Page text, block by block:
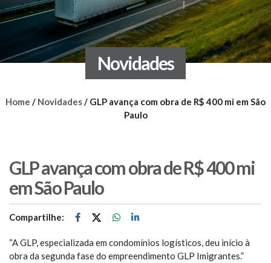
Novidades
Home / Novidades/ GLP avança com obra de R$ 400 mi em São
Paulo
GLP avança com obra de R$ 400 mi
em São Paulo
Compartilhe:
“A GLP, especializada em condomínios logísticos, deu início à
obra da segunda fase do empreendimento GLP Imigrantes.”